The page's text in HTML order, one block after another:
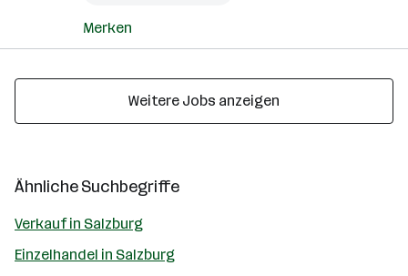
Merken
Weitere Jobs anzeigen
Ähnliche Suchbegriffe
Verkauf in Salzburg
Einzelhandel in Salzburg